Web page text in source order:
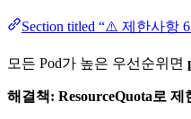
Section titled “⚠️ 제한사항
모든 Pod가 높은 우선순위면
해결책: ResourceQuota로 제